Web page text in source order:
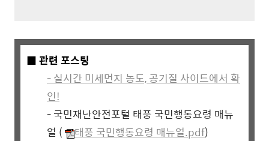
■ 관련 포스팅
- 실시간 미세먼지 농도, 공기질 사이트에서 확
인!
- 국민재난안전포털 태풍 국민행동요령 매뉴
얼 (
태풍 국민행동요령 매뉴얼.pdf)